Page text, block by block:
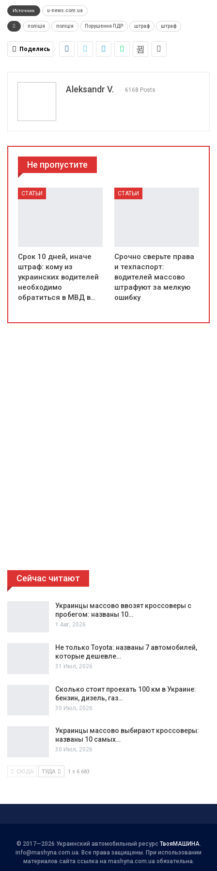
Источник u-news.com.uа
поліція поліція Порушення ПДР штраф штраф
Поделись
Aleksandr V. 6168 Posts
Не пропустите
СТАТЬИ
Срок 10 дней, иначе
штраф: кому из
украинских водителей
необходимо
обратиться в МВД в…
СТАТЬИ
Срочно сверьте права
и техпаспорт:
водителей массово
штрафуют за мелкую
ошибку
Сейчас читают
Украинцы массово ввозят кроссоверы с
пробегом: названы 10…
1 Авг, 2026
Не только Toyota: названы 7 автомобилей,
которые дешевле…
31 Июл, 2026
Сколько стоит проехать 100 км в Украине:
бензин, дизель, газ…
30 Июл, 2026
Украинцы массово выбирают кроссоверы:
названы 10 самых…
30 Июл, 2026
СЮДА ТУДА 1 з 6 683
© 2017—2026 Украинский автомобильный ресурс ТвояМАШИНА.
info@mashyna.com.ua. Все права защищены. При использовании
материалов сайта ссылка на mashyna.com.ua обязательна.